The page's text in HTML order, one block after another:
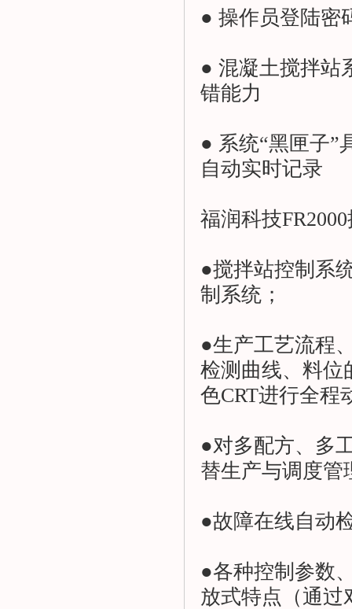
● 操作员登陆密
● 混凝土搅拌站
错能力
● 系统“黑匣子”
自动实时记录
福润科技FR2000
●搅拌站控制系
制系统；
●生产工艺流程
检测曲线、料位
色CRT进行全程
●对多配方、多
替生产与调度
●故障在线自动
●各种控制参数
放式特点（通